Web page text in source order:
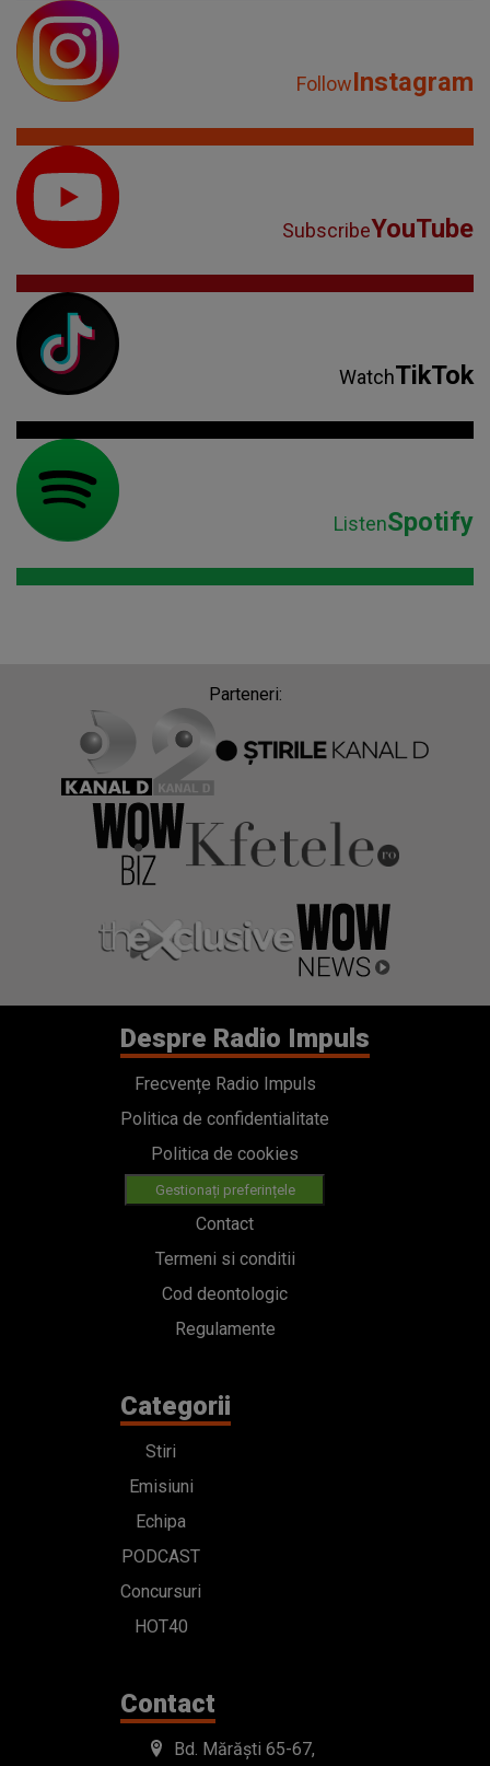
FollowInstagram
SubscribeYouTube
WatchTikTok
ListenSpotify
Parteneri:
Despre Radio Impuls
Frecvențe Radio Impuls
Politica de confidentialitate
Politica de cookies
Gestionați preferințele
Contact
Termeni si conditii
Cod deontologic
Regulamente
Categorii
Stiri
Emisiuni
Echipa
PODCAST
Concursuri
HOT40
Contact
Bd. Mărăști 65-67,